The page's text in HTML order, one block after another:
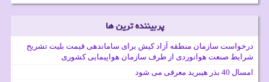
پربیننده ترین ها
درخواست سازمان منطقه آزاد کیش برای ساماندهی قیمت بلیت تشریح
شرایط صنعت هوانوردی از طرف سازمان هواپیمایی کشوری
امسال 40 بذر هیبرید معرفی می شود